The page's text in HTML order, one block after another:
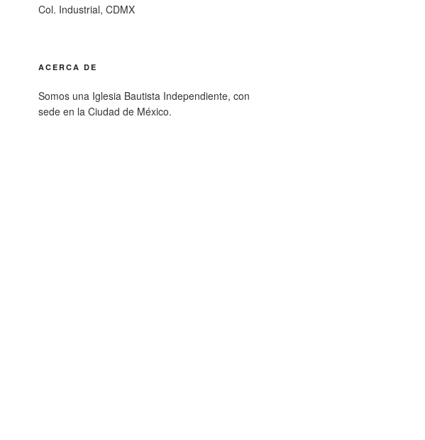
Col. Industrial, CDMX
ACERCA DE
Somos una Iglesia Bautista Independiente, con
sede en la Ciudad de México.